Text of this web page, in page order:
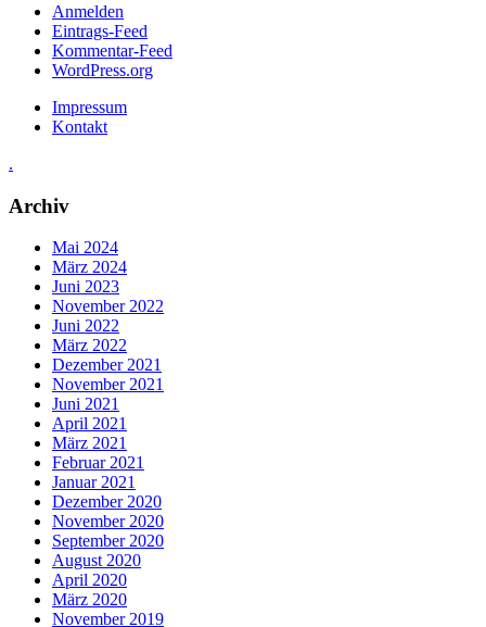
Anmelden
Eintrags-Feed
Kommentar-Feed
WordPress.org
Impressum
Kontakt
.
Archiv
Mai 2024
März 2024
Juni 2023
November 2022
Juni 2022
März 2022
Dezember 2021
November 2021
Juni 2021
April 2021
März 2021
Februar 2021
Januar 2021
Dezember 2020
November 2020
September 2020
August 2020
April 2020
März 2020
November 2019